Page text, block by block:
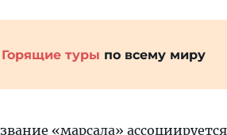
Горящие туры по всему миру
«марсала»